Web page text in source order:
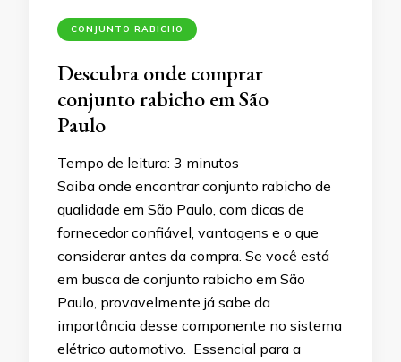
CONJUNTO RABICHO
Descubra onde comprar
conjunto rabicho em São
Paulo
Tempo de leitura: 3 minutos
Saiba onde encontrar conjunto rabicho de
qualidade em São Paulo, com dicas de
fornecedor confiável, vantagens e o que
considerar antes da compra. Se você está
em busca de conjunto rabicho em São
Paulo, provavelmente já sabe da
importância desse componente no sistema
elétrico automotivo. Essencial para a